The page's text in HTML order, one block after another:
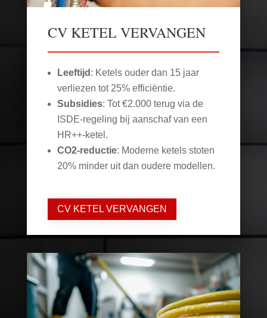
CV KETEL VERVANGEN
Leeftijd : Ketels ouder dan 15 jaar
verliezen tot 25% efficiëntie.
Subsidies: Tot €2.000 terug via de
ISDE-regeling bij aanschaf van een
HR++-ketel.
CO2-reductie: Moderne ketels stoten
20% minder uit dan oudere modellen.
CV KETEL VERVANGEN